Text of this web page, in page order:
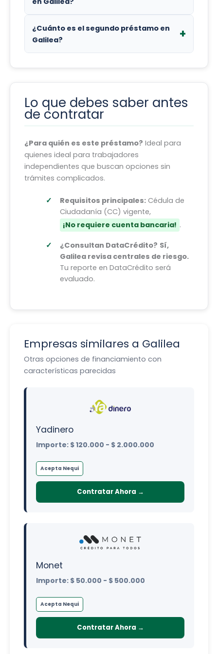
Puedes pagar tu préstamo en Galilea
mediante: Pago Electrónico (PSE),
¿Cuánto es el segundo préstamo en
Galilea?
Una vez que pagas tu primer préstamo, el
Lo que debes saber antes
de contratar
¿Para quién es este préstamo? Ideal para
quienes ideal para trabajadores
independientes que buscan opciones sin
trámites complicados.
Requisitos principales: Cédula de
Ciudadanía (CC) vigente,
¡No requiere cuenta bancaria! .
¿Consultan DataCrédito? Sí,
Galilea revisa centrales de riesgo.
Tu reporte en DataCrédito será
evaluado.
Empresas similares a Galilea
Otras opciones de financiamiento con
características parecidas
Yadinero
Importe: $ 120.000 - $ 2.000.000
Acepta Nequi
Contratar Ahora →
Monet
Importe: $ 50.000 - $ 500.000
Acepta Nequi
Contratar Ahora →